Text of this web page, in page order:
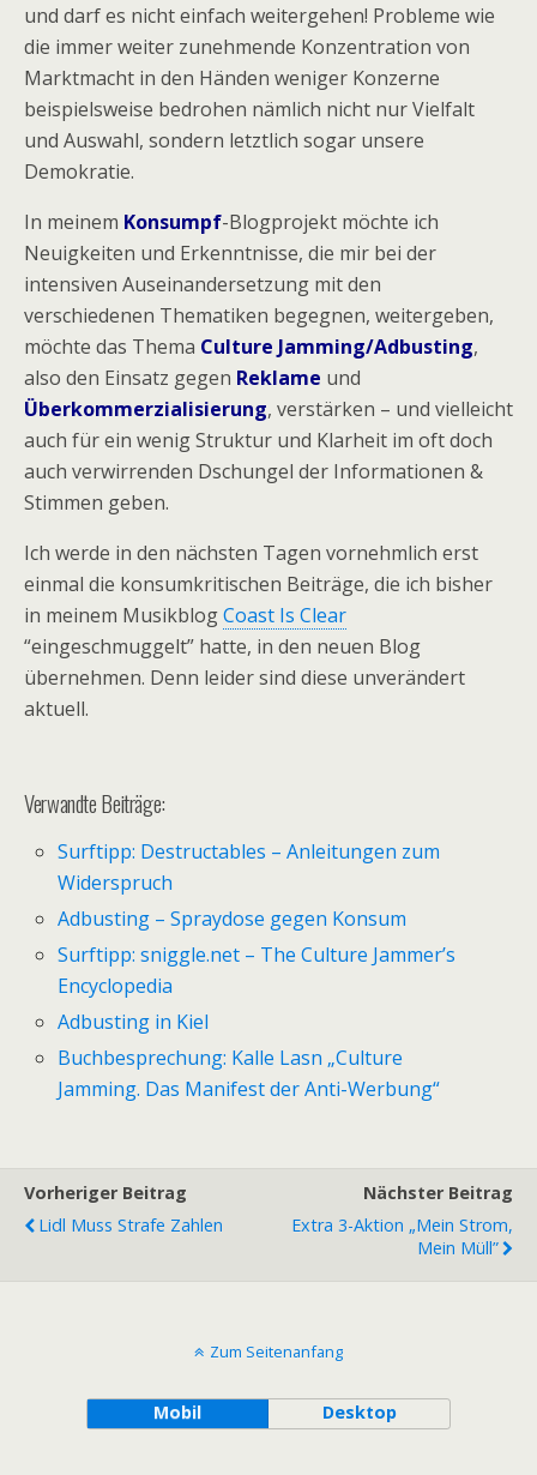
und darf es nicht einfach weitergehen! Probleme wie
die immer weiter zunehmende Konzentration von
Marktmacht in den Händen weniger Konzerne
beispielsweise bedrohen nämlich nicht nur Vielfalt
und Auswahl, sondern letztlich sogar unsere
Demokratie.
In meinem Konsumpf-Blogprojekt möchte ich
Neuigkeiten und Erkenntnisse, die mir bei der
intensiven Auseinandersetzung mit den
verschiedenen Thematiken begegnen, weitergeben,
möchte das Thema Culture Jamming/Adbusting,
also den Einsatz gegen Reklame und
Überkommerzialisierung, verstärken – und vielleicht
auch für ein wenig Struktur und Klarheit im oft doch
auch verwirrenden Dschungel der Informationen &
Stimmen geben.
Ich werde in den nächsten Tagen vornehmlich erst
einmal die konsumkritischen Beiträge, die ich bisher
in meinem MusikblogCoast Is Clear
“eingeschmuggelt” hatte, in den neuen Blog
übernehmen. Denn leider sind diese unverändert
aktuell.
Verwandte Beiträge:
Surftipp: Destructables – Anleitungen zum
Widerspruch
Adbusting – Spraydose gegen Konsum
Surftipp: sniggle.net – The Culture Jammer’s
Encyclopedia
Adbusting in Kiel
Buchbesprechung: Kalle Lasn „Culture
Jamming. Das Manifest der Anti-Werbung“
Vorheriger Beitrag
Lidl Muss Strafe Zahlen
Nächster Beitrag
Extra 3-Aktion „Mein Strom,
Mein Müll”
Zum Seitenanfang
Mobil Desktop